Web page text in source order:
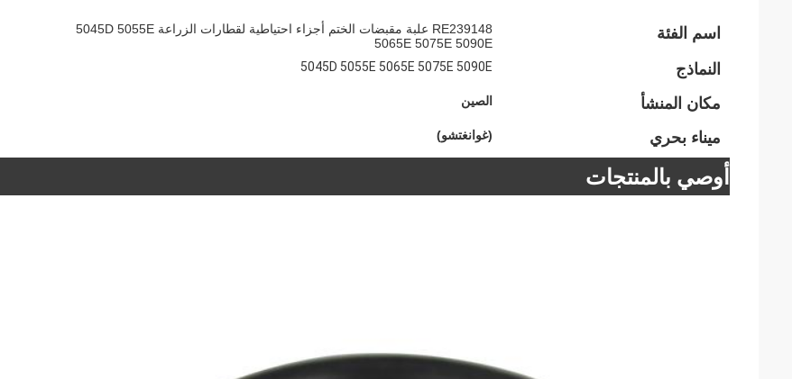
اسم الفئة
RE239148 علبة مقبضات الختم أجزاء احتياطية لقطارات الزراعة 5045D 5055E
5065E 5075E 5090E
النماذج 5045D 5055E 5065E 5075E 5090E
مكان المنشأ الصين
ميناء بحري (غوانغتشو)
أوصي بالمنتجات